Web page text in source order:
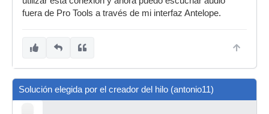
fuera de Pro Tools a través de mi interfaz Antelope.
Solución elegida por el creador del hilo (antonio11)